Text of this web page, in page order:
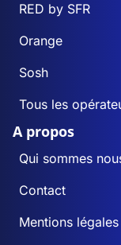
RED by SFR
Orange
Sosh
Tous les
A propos
Qui sommes
Contact
Mentions légales